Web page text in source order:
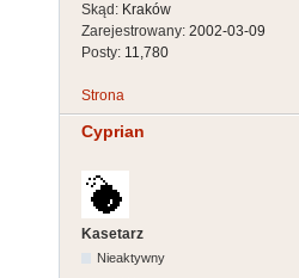
Skąd: Kraków
Zarejestrowany: 2002-03-09
Posty: 11,780
Strona
Cyprian
Kasetarz
Nieaktywny